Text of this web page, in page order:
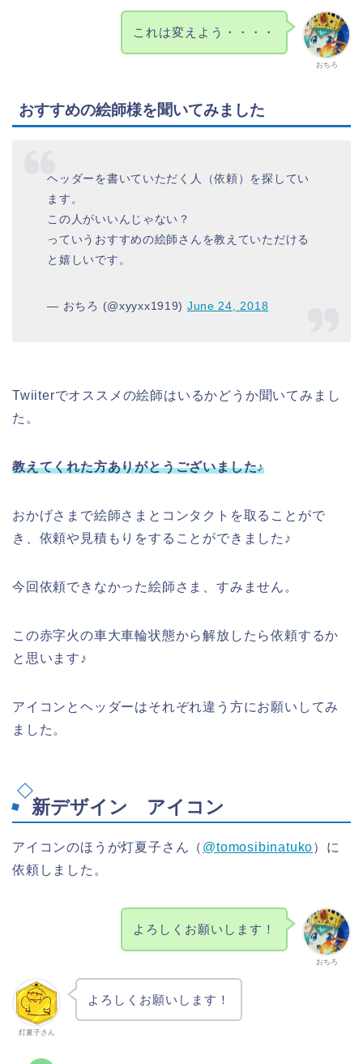
おちろ
これは変えよう・・・・
おすすめの絵師様を聞いてみました
ヘッダーを書いていただく人（依頼）を探してい
ます。
この人がいいんじゃない？
っていうおすすめの絵師さんを教えていただける
と嬉しいです。
— おちろ (@xyyxx1919) June 24, 2018
Twiiterでオススメの絵師はいるかどうか聞いてみまし
た。
教えてくれた方ありがとうございました♪
おかげさまで絵師さまとコンタクトを取ることがで
き、依頼や見積もりをすることができました♪
今回依頼できなかった絵師さま、すみません。
この赤字火の車大車輪状態から解放したら依頼するか
と思います♪
アイコンとヘッダーはそれぞれ違う方にお願いしてみ
ました。
新デザイン アイコン
アイコンのほうが灯夏子さん（ @tomosibinatuko）に
依頼しました。
おちろ
よろしくお願いします！
灯夏子さん
よろしくお願いします！